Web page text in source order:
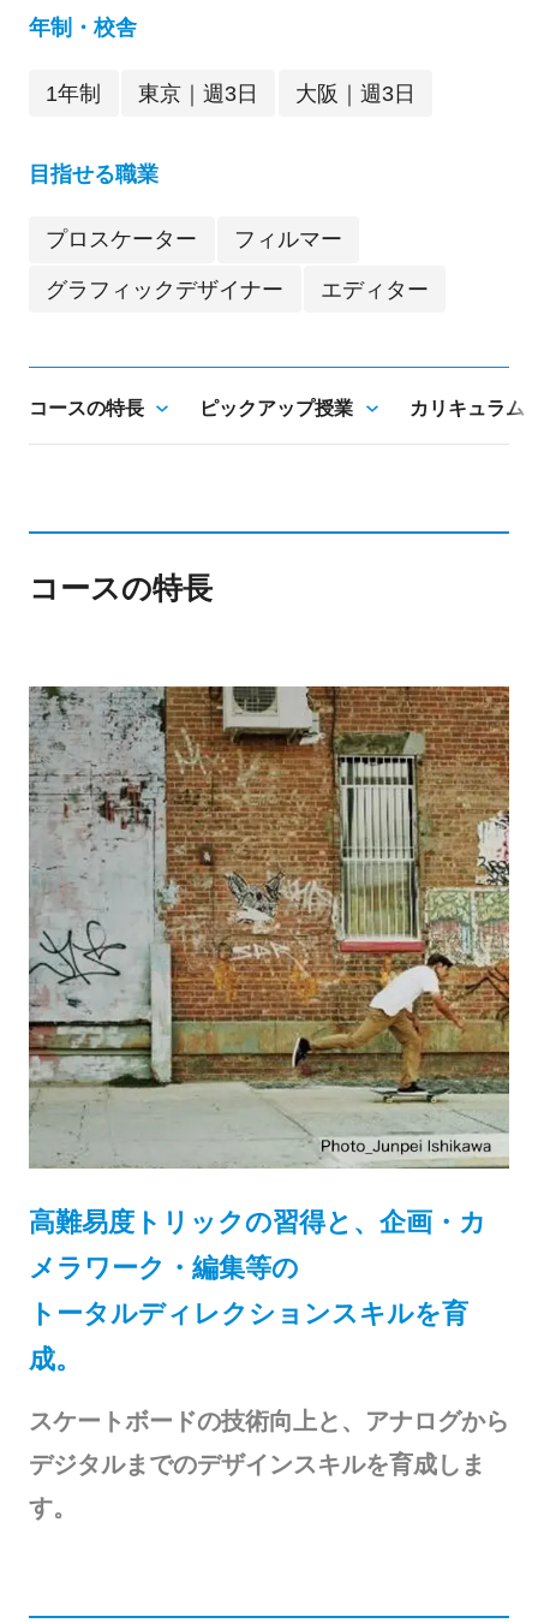
年制・校舎
1年制 東京｜週3日 大阪｜週3日
目指せる職業
プロスケーター フィルマー
グラフィックデザイナー エディター
コースの特長 ピックアップ授業 カリキュラム
コースの特長
高難易度トリックの習得と、企画・カ
メラワーク・編集等の
トータルディレクションスキルを育
成。
スケートボードの技術向上と、アナログから
デジタルまでのデザインスキルを育成しま
す。